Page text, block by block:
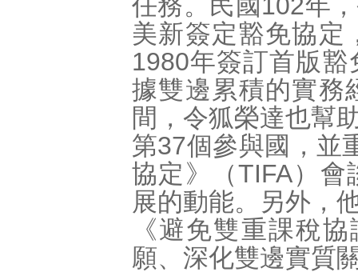
美新簽定豁免協定
1980年簽訂首版
據雙邊累積的實務
間，令狐榮達也幫
第37個參與國，並
協定》（TIFA）
展的動能。另外，
《避免雙重課稅
願、深化雙邊實質